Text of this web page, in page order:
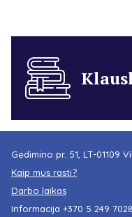
Gedimino pr. 51, LT-01109
Kaip mus rasti?
Darbo laikas
Informacija +370 5 249 7028